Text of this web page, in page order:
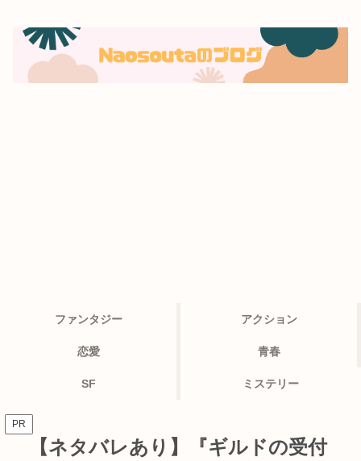
ファンタジー アクション
恋愛 青春
SF ミステリー
PR
【ネタバレあり】『ギルドの受付